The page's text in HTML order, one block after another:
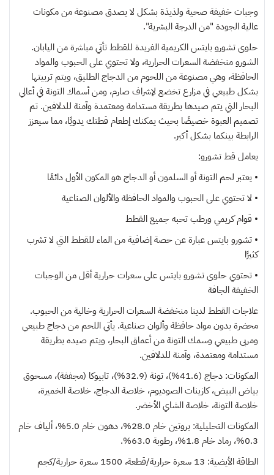
وجبات خفيفة صحية ولذيذة بشكل لا يصدق مصنوعة من مكونات
عالية الجودة "من الدرجة البشرية".
حلوى تشورو بايتس الكريمية الفريدة للقطط تأتي مباشرة من اليابان.
الشورو منخفضة السعرات الحرارية، ولا تحتوي على الحبوب والمواد
الحافظة، وهي مصنوعة من اللحوم من الدجاج الطليق، ويتم تربيتها
بشكل طبيعي في مزارع تخضع لإشراف صارم، ومن أسماك التونة في أعالي
البحار التي يتم صيدها بطريقة مستدامة ومعتمدة وآمنة للدلافين. تم
تصميم العبوة خصيصًا بحيث يمكنك إطعام قطتك يدويًا، مما سيعزز
الرابطة بينكما بشكل أكبر.
يعامل قط تشورو:
• يعتبر لحم التونة أو السلمون أو الدجاج هو المكون الأول دائمًا
• لا تحتوي على الحبوب والمواد الحافظة والألوان الصناعية
• قوام كريمي ورطب تحبه جميع القطط
• تشورو بايتس عبارة عن حصة إضافية من الماء للقطط التي لا تشرب
كثيرًا
• تحتوي حلوى تشورو بايتس على سعرات حرارية أقل من الوجبات
الخفيفة الجافة
علاجات القطط لدينا منخفضة السعرات الحرارية وخالية من الحبوب.
محضرة بدون مواد حافظة وألوان صناعية. يأتي اللحم من دجاج طبيعي
ومربى طبيعي وسمك التونة من أعماق البحار، ويتم صيده بطريقة
مستدامة ومعتمدة، وآمنة للدلافين.
المكونات: دجاج (41.6%)، تونة (32.9%)، تابيوكا (مجففة)، مسحوق
بياض البيض، كازينات الصوديوم، خلاصة الدجاج، خلاصة الخميرة،
خلاصة التونة، خلاصة الشاي الأخضر.
المكونات التحليلية: بروتين خام 28.0%، دهون خام 5.0%، ألياف خام
0.3%، رماد خام 1.8%، رطوبة 63.0%.
الطاقة الأيضية: 13 سعرة حرارية/قطعة، 1500 سعرة حرارية/كجم